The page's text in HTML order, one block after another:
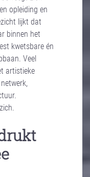
opleiding en
lijkt dat
binnen het
kwetsbare én
Veel
artistieke